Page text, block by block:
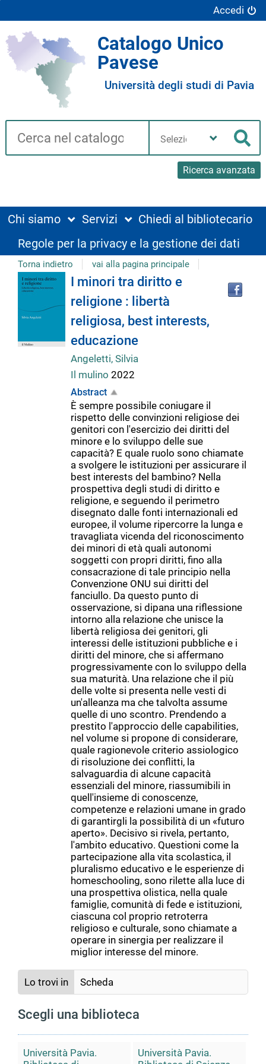
Accedi
Catalogo Unico
Pavese
Università degli studi di Pavia
Cerca su "Catalogo"
Ricerca avanzata
biblioteca
Chi siamo Servizi
Chiedi al bibliotecario
Regole per la privacy e la gestione dei dati
Torna indietro vai alla pagina principale
Dettaglio
del
documento
I minori tra diritto e
religione : libertà
religiosa, best interests,
educazione
Angeletti, Silvia
Il mulino 2022
Abstract
È sempre possibile coniugare il
rispetto delle convinzioni religiose dei
genitori con l'esercizio dei diritti del
minore e lo sviluppo delle sue
capacità? E quale ruolo sono chiamate
a svolgere le istituzioni per assicurare il
best interests del bambino? Nella
prospettiva degli studi di diritto e
religione, e seguendo il perimetro
disegnato dalle fonti internazionali ed
europee, il volume ripercorre la lunga e
travagliata vicenda del riconoscimento
dei minori di età quali autonomi
soggetti con propri diritti, fino alla
consacrazione di tale principio nella
Convenzione ONU sui diritti del
fanciullo. Da questo punto di
osservazione, si dipana una riflessione
intorno alla relazione che unisce la
libertà religiosa dei genitori, gli
interessi delle istituzioni pubbliche e i
diritti del minore, che si affermano
progressivamente con lo sviluppo della
sua maturità. Una relazione che il più
delle volte si presenta nelle vesti di
un'alleanza ma che talvolta assume
quelle di uno scontro. Prendendo a
prestito l'approccio delle capabilities,
nel volume si propone di considerare,
quale ragionevole criterio assiologico
di risoluzione dei conflitti, la
salvaguardia di alcune capacità
essenziali del minore, riassumibili in
quell'insieme di conoscenze,
competenze e relazioni umane in grado
di garantirgli la possibilità di un «futuro
aperto». Decisivo si rivela, pertanto,
l'ambito educativo. Questioni come la
partecipazione alla vita scolastica, il
pluralismo educativo e le esperienze di
homeschooling, sono rilette alla luce di
una prospettiva olistica, nella quale
famiglie, comunità di fede e istituzioni,
ciascuna col proprio retroterra
religioso e culturale, sono chiamate a
operare in sinergia per realizzare il
miglior interesse del minore.
Lo trovi in Scheda
Scegli una biblioteca
Università Pavia.
Università Pavia.